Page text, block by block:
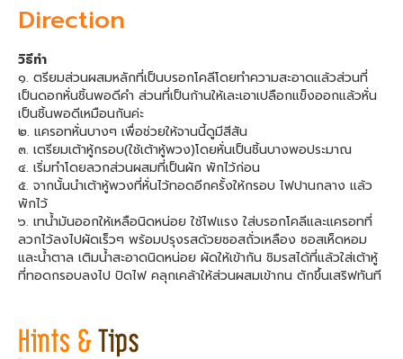
Direction
วิธีทำ
๑. ตรียมส่วนผสมหลักที่เป็นบรอกโคลีโดยทำความสะอาดแล้วส่วนที่
เป็นดอกหั่นชิ้นพอดีคำ ส่วนที่เป็นก้านให้เละเอาเปลือกแข็งออกแล้วหั่น
เป็นชิ้นพอดีเหมือนกันค่ะ
๒. แครอทหั่นบางๆ เพื่อช่วยให้จานนี้ดูมีสีสัน
๓. เตรียมเต้าหู้กรอบ(ใช้เต้าหู้พวง)โดยหั่นเป็นชิ้นบางพอประมาณ
๔. เริ่มทำโดยลวกส่วนผสมที่เป็นผัก พักไว้ก่อน
๕. จากนั้นนำเต้าหู้พวงที่หั่นไว้ทอดอีกครั้งให้กรอบ ไฟปานกลาง แล้ว
พักไว้
๖. เทน้ำมันออกให้เหลือนิดหน่อย ใช้ไฟแรง ใส่บรอกโคลีและแครอทที่
ลวกไว้ลงไปผัดเร็วๆ พร้อมปรุงรสด้วยซอสถั่วเหลือง ซอสเห็ดหอม
และน้ำตาล เติมน้ำสะอาดนิดหน่อย ผัดให้เข้ากัน ชิมรสได้ที่แล้วใส่เต้าหู้
ที่ทอดกรอบลงไป ปิดไฟ คลุกเคล้าให้ส่วนผสมเข้ากน ตักขึ้นเสริฟทันที